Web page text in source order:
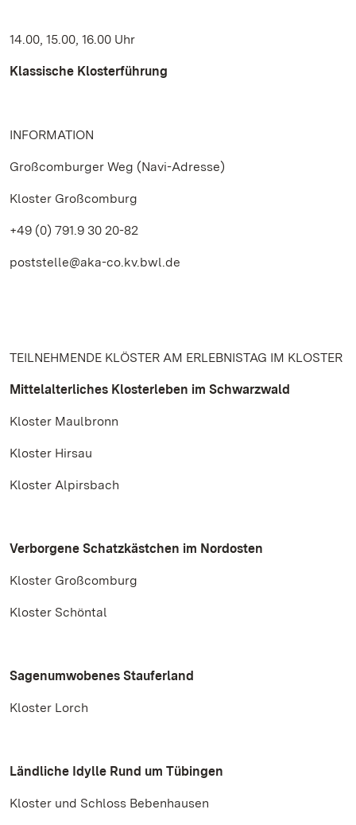
14.00, 15.00, 16.00 Uhr
Klassische Klosterführung
INFORMATION
Großcomburger Weg (Navi-Adresse)
Kloster Großcomburg
+49 (0) 791.9 30 20-82
poststelle@aka-co.kv.bwl.de
TEILNEHMENDE KLÖSTER AM ERLEBNISTAG IM KLOSTER
Mittelalterliches Klosterleben im Schwarzwald
Kloster Maulbronn
Kloster Hirsau
Kloster Alpirsbach
Verborgene Schatzkästchen im Nordosten
Kloster Großcomburg
Kloster Schöntal
Sagenumwobenes Stauferland
Kloster Lorch
Ländliche Idylle Rund um Tübingen
Kloster und Schloss Bebenhausen